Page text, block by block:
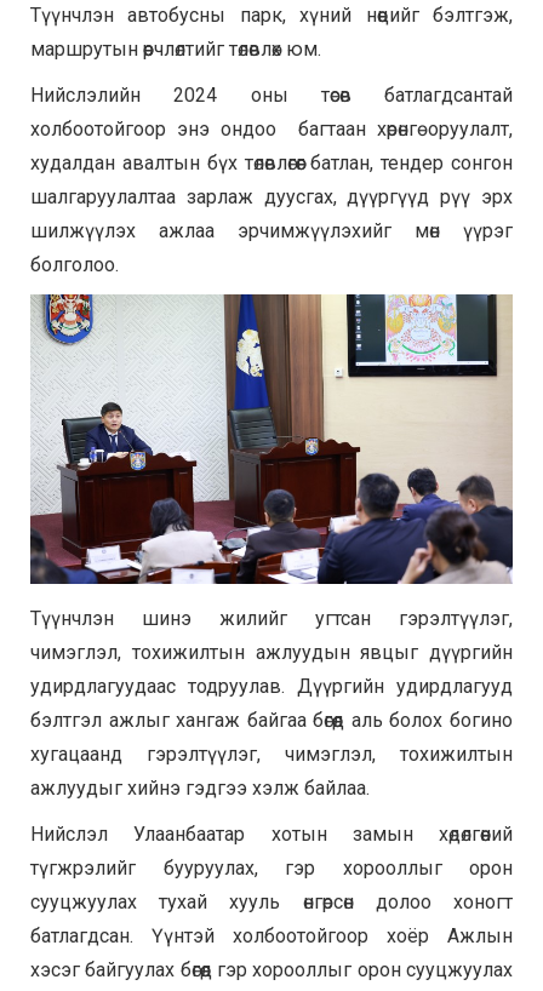
Түүнчлэн автобусны парк, хүний нөөцийг бэлтгэж,
маршрутын өөрчлөлтийг төлөвлөх юм.
Нийслэлийн 2024 оны төсөв батлагдсантай
холбоотойгоор энэ ондоо багтаан хөрөнгө оруулалт,
худалдан авалтын бүх төлөвлөгөөг батлан, тендер сонгон
шалгаруулалтаа зарлаж дуусгах, дүүргүүд рүү эрх
шилжүүлэх ажлаа эрчимжүүлэхийг мөн үүрэг
болголоо.
Түүнчлэн шинэ жилийг угтсан гэрэлтүүлэг,
чимэглэл, тохижилтын ажлуудын явцыг дүүргийн
удирдлагуудаас тодруулав. Дүүргийн удирдлагууд
бэлтгэл ажлыг хангаж байгаа бөгөөд аль болох богино
хугацаанд гэрэлтүүлэг, чимэглэл, тохижилтын
ажлуудыг хийнэ гэдгээ хэлж байлаа.
Нийслэл Улаанбаатар хотын замын хөдөлгөөний
түгжрэлийг бууруулах, гэр хорооллыг орон
сууцжуулах тухай хууль өнгөрсөн долоо хоногт
батлагдсан. Үүнтэй холбоотойгоор хоёр Ажлын
хэсэг байгуулах бөгөөд гэр хорооллыг орон сууцжуулах